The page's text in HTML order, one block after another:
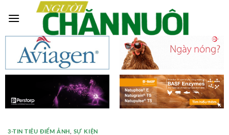
3-TIN TIÊU ĐIỂM ẢNH SỰ KIỆN